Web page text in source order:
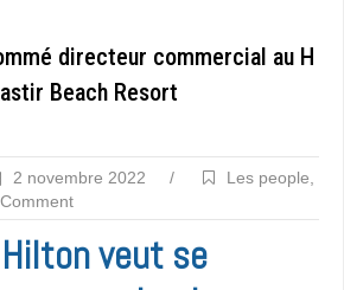
directeur commercial au H
Beach Resort
2 novembre 2022 / Les people
veut se